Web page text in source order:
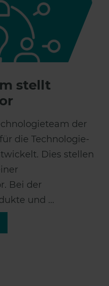
stellt
der
die Technologie-
Dies stellen
Bei der
und ...